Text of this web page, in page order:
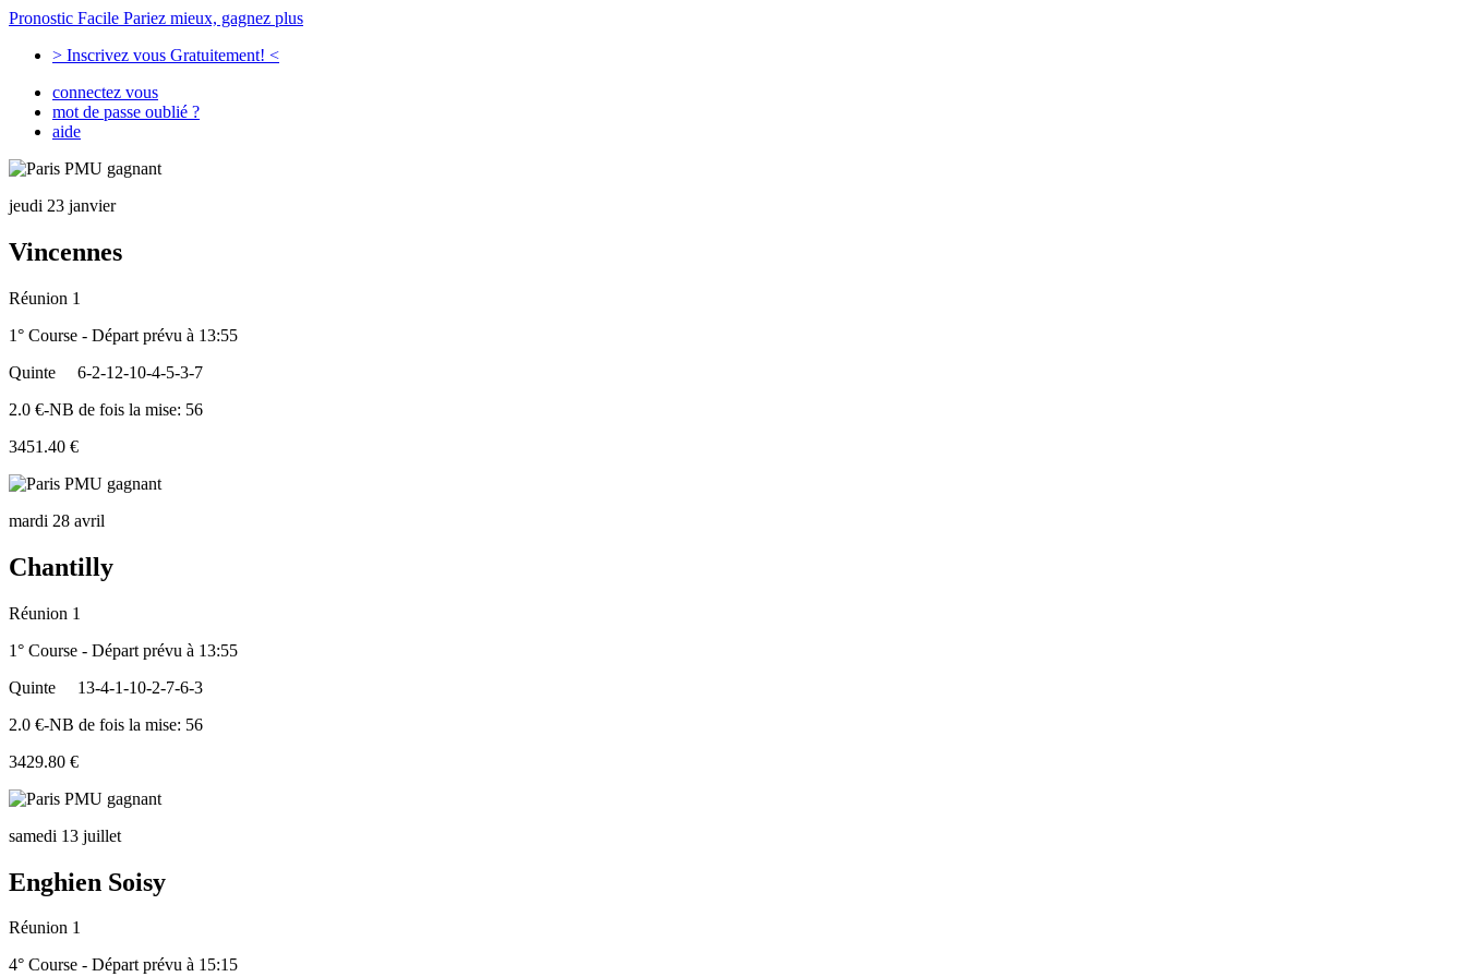
Pronostic Facile Pariez mieux, gagnez plus
> Inscrivez vous Gratuitement! <
connectez vous
mot de passe oublié ?
aide
jeudi 23 janvier
Vincennes
Réunion 1
1° Course - Départ prévu à 13:55
Quinte
6-2-12-10-4-5-3-7
2.0 €-NB de fois la mise: 56
3451.40 €
mardi 28 avril
Chantilly
Réunion 1
1° Course - Départ prévu à 13:55
Quinte
13-4-1-10-2-7-6-3
2.0 €-NB de fois la mise: 56
3429.80 €
samedi 13 juillet
Enghien Soisy
Réunion 1
4° Course - Départ prévu à 15:15